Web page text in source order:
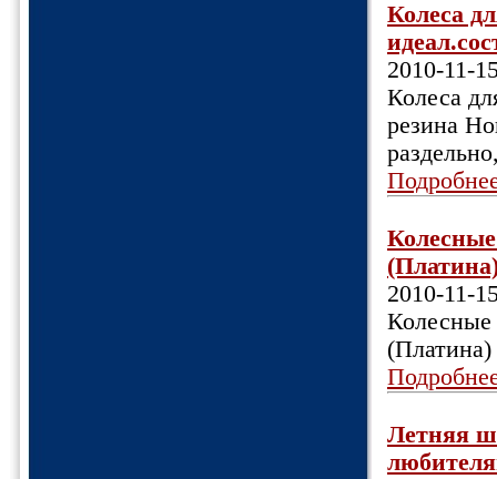
Колеса
2010-11-
Колеса
резина
2010-11-
Колесные
(Платина)
Летняя